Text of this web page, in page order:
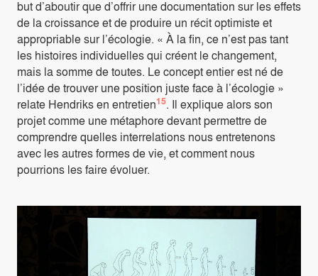
but d’aboutir que d’offrir une documentation sur les effets
de la croissance et de produire un récit optimiste et
appropriable sur l’écologie. « À la fin, ce n’est pas tant
les histoires individuelles qui créent le changement,
mais la somme de toutes. Le concept entier est né de
l’idée de trouver une position juste face à l’écologie »
relate Hendriks en entretien15. Il explique alors son
projet comme une métaphore devant permettre de
comprendre quelles interrelations nous entretenons
avec les autres formes de vie, et comment nous
pourrions les faire évoluer.